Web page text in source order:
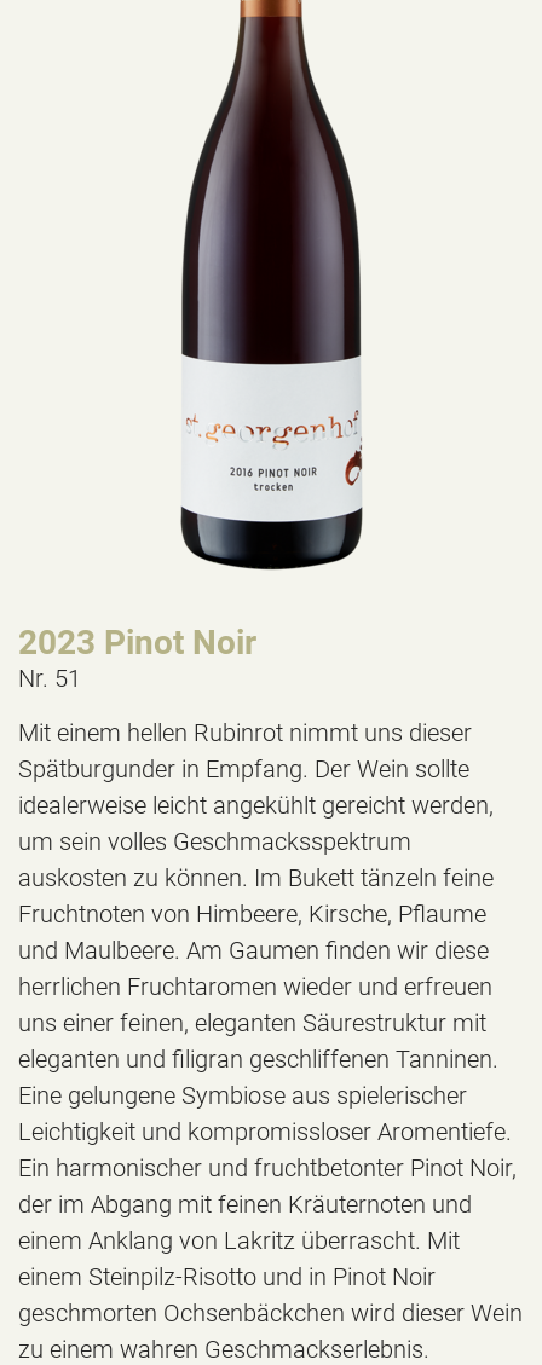
2023 Pinot Noir
Nr. 51
Mit einem hellen Rubinrot nimmt uns dieser
Spätburgunder in Empfang. Der Wein sollte
idealerweise leicht angekühlt gereicht werden,
um sein volles Geschmacksspektrum
auskosten zu können. Im Bukett tänzeln feine
Fruchtnoten von Himbeere, Kirsche, Pflaume
und Maulbeere. Am Gaumen finden wir diese
herrlichen Fruchtaromen wieder und erfreuen
uns einer feinen, eleganten Säurestruktur mit
eleganten und filigran geschliffenen Tanninen.
Eine gelungene Symbiose aus spielerischer
Leichtigkeit und kompromissloser Aromentiefe.
Ein harmonischer und fruchtbetonter Pinot Noir,
der im Abgang mit feinen Kräuternoten und
einem Anklang von Lakritz überrascht. Mit
einem Steinpilz-Risotto und in Pinot Noir
geschmorten Ochsenbäckchen wird dieser Wein
zu einem wahren Geschmackserlebnis.